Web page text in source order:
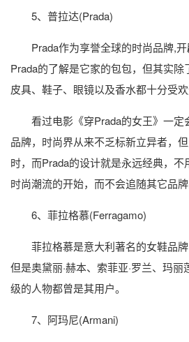
5、普拉达(Prada)
Prada作为享誉全球的时尚品牌,
Prada的了解是它家的包包，但其实除
皮具、鞋子、眼镜以及香水都十分受欢
看过电影《穿Prada的女王》一
品牌，时尚界从来不乏标新立异者，
时，而Prada的设计就是永远经典，
时尚潮流的开始，而不会追随其它品牌
6、菲拉格慕(Ferragamo)
菲拉格慕是意大利著名的女鞋品牌
但是奥黛丽·赫本、索菲亚·罗兰、玛丽
级的人物都曾是其用户。
7、阿玛尼(Armani)